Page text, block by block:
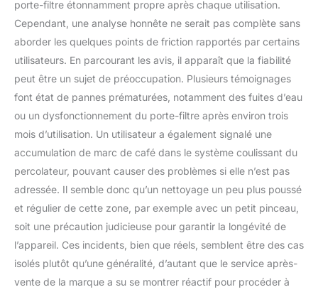
porte-filtre étonnamment propre après chaque utilisation.
Cependant, une analyse honnête ne serait pas complète sans
aborder les quelques points de friction rapportés par certains
utilisateurs. En parcourant les avis, il apparaît que la fiabilité
peut être un sujet de préoccupation. Plusieurs témoignages
font état de pannes prématurées, notamment des fuites d’eau
ou un dysfonctionnement du porte-filtre après environ trois
mois d’utilisation. Un utilisateur a également signalé une
accumulation de marc de café dans le système coulissant du
percolateur, pouvant causer des problèmes si elle n’est pas
adressée. Il semble donc qu’un nettoyage un peu plus poussé
et régulier de cette zone, par exemple avec un petit pinceau,
soit une précaution judicieuse pour garantir la longévité de
l’appareil. Ces incidents, bien que réels, semblent être des cas
isolés plutôt qu’une généralité, d’autant que le service après-
vente de la marque a su se montrer réactif pour procéder à